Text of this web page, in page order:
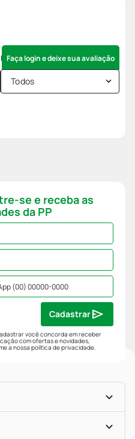
Faça login e deixe sua avaliação
Todos
se e receba as
da PP
você concorda em receber
com ofertas e novidades,
a nossapolítica de privacidade.
Cadastrar